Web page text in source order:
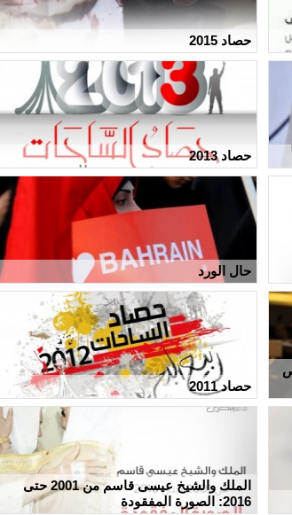
حصاد 2015
حصاد 2013
حال الورد
حصاد 2011
الملك والشيخ عيسى قاسم من 2001 حتى
2016: الصورة المفقودة